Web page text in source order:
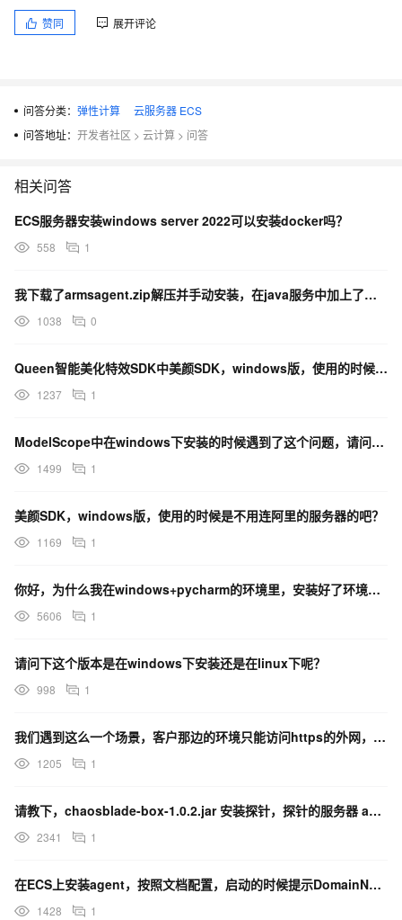
赞同 展开评论
问答分类： 弹性计算
云服务器 ECS
问答地址： 开发者社区 > 云计算 > 问答
相关问答
ECS服务器安装windows server 2022可以安装docker吗？
558 1
我下载了armsagent.zip解压并手动安装，在java服务中加上了那三个jvm参数，服务器也那
1038 0
Queen智能美化特效SDK中美颜SDK，windows版，使用的时候是不用连阿里的服务器的吧？
1237 1
ModelScope中在windows下安装的时候遇到了这个问题，请问要怎么解决呢？
1499 1
美颜SDK，windows版，使用的时候是不用连阿里的服务器的吧？
1169 1
你好，为什么我在windows+pycharm的环境里，安装好了环境，但是用文字生成图片的调用缺报错
5606 1
请问下这个版本是在windows下安装还是在linux下呢？
998 1
我们遇到这么一个场景，客户那边的环境只能访问https的外网，现在想在服务器上装arms，安装时安装
1205 1
请教下，chaosblade-box-1.0.2.jar 安装探针，探针的服务器 agent 日
2341 1
在ECS上安装agent，按照文档配置，启动的时候提示DomainNameNotFound
1428 1